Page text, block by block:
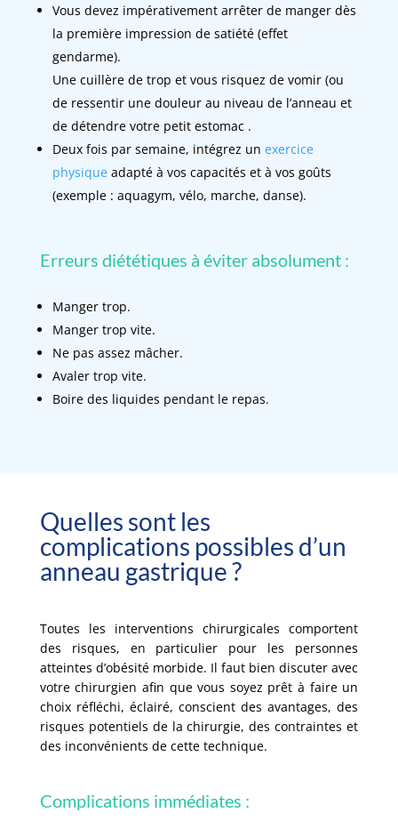
Vous devez impérativement arrêter de manger dès
la première impression de satiété (effet
gendarme).
Une cuillère de trop et vous risquez de vomir (ou
de ressentir une douleur au niveau de l’anneau et
de détendre votre petit estomac .
Deux fois par semaine, intégrez un exercice
physiqueadapté à vos capacités et à vos goûts
(exemple : aquagym, vélo, marche, danse).
Erreurs diététiques à éviter absolument :
Manger trop.
Manger trop vite.
Ne pas assez mâcher.
Avaler trop vite.
Boire des liquides pendant le repas.
Quelles sont les
complications possibles d’un
anneau gastrique ?
Toutes les interventions chirurgicales comportent
des risques, en particulier pour les personnes
atteintes d’obésité morbide. Il faut bien discuter avec
votre chirurgien afin que vous soyez prêt à faire un
choix réfléchi, éclairé, conscient des avantages, des
risques potentiels de la chirurgie, des contraintes et
des inconvénients de cette technique.
Complications immédiates :